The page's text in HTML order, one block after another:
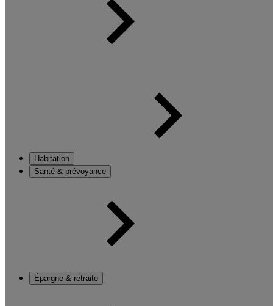
Habitation
Santé & prévoyance
Épargne & retraite